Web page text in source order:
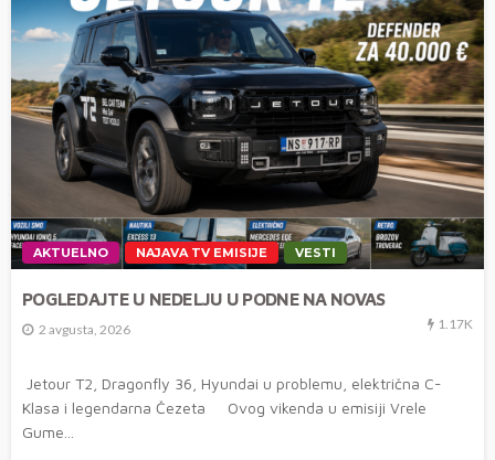
AKTUELNO NAJAVA TV EMISIJE VESTI
POGLEDAJTE U NEDELJU U PODNE NA NOVAS
2 avgusta, 2026 1.17K
Jetour T2, Dragonfly 36, Hyundai u problemu, električna C-
Klasa i legendarna Čezeta Ovog vikenda u emisiji Vrele
Gume...